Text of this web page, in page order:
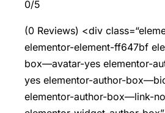
0/5
(0 Reviews) <div
elementor-element-ff647bf
box—avatar-yes elementor-
yes elementor-author-
elementor-author-box—link-